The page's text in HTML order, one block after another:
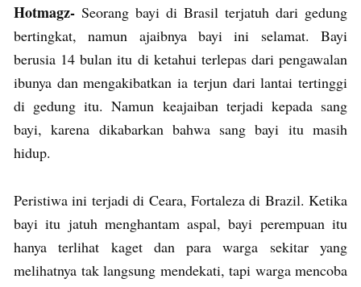
Hotmagz- Seorang bayi di Brasil terjatuh dari gedung
bertingkat, namun ajaibnya bayi ini selamat. Bayi
berusia 14 bulan itu di ketahui terlepas dari pengawalan
ibunya dan mengakibatkan ia terjun dari lantai tertinggi
di gedung itu. Namun keajaiban terjadi kepada sang
bayi, karena dikabarkan bahwa sang bayi itu masih
hidup.
Peristiwa ini terjadi di Ceara, Fortaleza di Brazil. Ketika
bayi itu jatuh menghantam aspal, bayi perempuan itu
hanya terlihat kaget dan para warga sekitar yang
melihatnya tak langsung mendekati, tapi warga mencoba